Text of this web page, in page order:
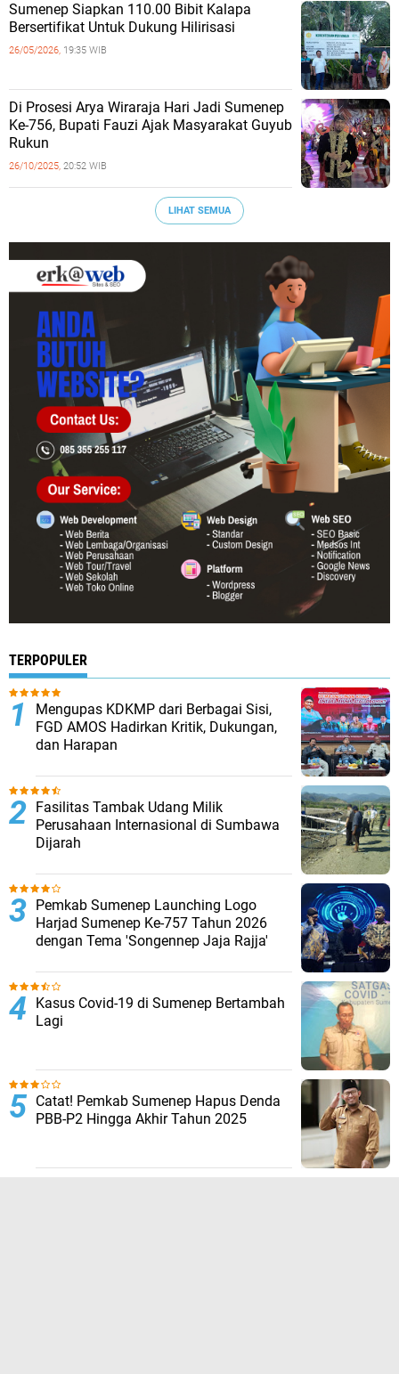
Sumenep Siapkan 110.00 Bibit Kalapa
Bersertifikat Untuk Dukung Hilirisasi
26/05/2026, 19:35 WIB
Di Prosesi Arya Wiraraja Hari Jadi Sumenep
Ke-756, Bupati Fauzi Ajak Masyarakat Guyub
Rukun
26/10/2025, 20:52 WIB
LIHAT SEMUA
TERPOPULER
Mengupas KDKMP dari Berbagai Sisi,
FGD AMOS Hadirkan Kritik, Dukungan,
dan Harapan
Fasilitas Tambak Udang Milik
Perusahaan Internasional di Sumbawa
Dijarah
Pemkab Sumenep Launching Logo
Harjad Sumenep Ke-757 Tahun 2026
dengan Tema 'Songennep Jaja Rajja'
Kasus Covid-19 di Sumenep Bertambah
Lagi
Catat! Pemkab Sumenep Hapus Denda
PBB-P2 Hingga Akhir Tahun 2025